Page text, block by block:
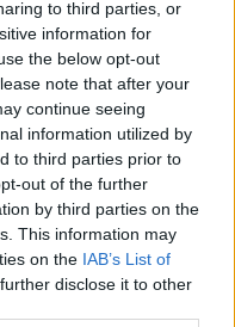
to third parties, or
information for
the below opt-out
note that after your
continue seeing
information utilized by
to third parties prior to
out of the further
by third parties on the
This information may
on the IAB’s List of
disclose it to other
εγκριθεί η
για την
και τον
της προϋπόθεσης,
υποψήφιοι
αρκετοί εκ των
ή έχουν φύγει